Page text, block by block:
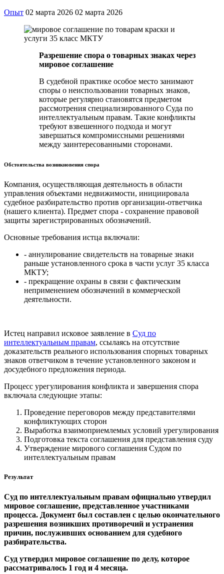
Опыт 02 марта 2026 02 марта 2026
Разрешение спора о товарных знаках через
мировое соглашение
В судебной практике особое место занимают
споры о неиспользовании товарных знаков,
которые регулярно становятся предметом
рассмотрения специализированного Суда по
интеллектуальным правам. Такие конфликты
требуют взвешенного подхода и могут
завершаться компромиссными решениями
между заинтересованными сторонами.
Обстоятельства возникновения спора
Компания, осуществляющая деятельность в области
управления объектами недвижимости, инициировала
судебное разбирательство против организации-ответчика
(нашего клиента). Предмет спора - сохранение правовой
защиты зарегистрированных обозначений.
Основные требования истца включали:
- аннулирование свидетельств на товарные знаки
раньше установленного срока в части услуг 35 класса
МКТУ;
- прекращение охраны в связи с фактическим
неприменением обозначений в коммерческой
деятельности.
Истец направил исковое заявление в Суд по
интеллектуальным правам, ссылаясь на отсутствие
доказательств реального использования спорных товарных
знаков ответчиком в течение установленного законом и
досудебного предложения периода.
Процесс урегулирования конфликта и завершения спора
включала следующие этапы:
Проведение переговоров между представителями
конфликтующих сторон
Выработка взаимоприемлемых условий урегулирования
Подготовка текста соглашения для представления суду
Утверждение мирового соглашения Судом по
интеллектуальным правам
Результат
Суд по интеллектуальным правам официально утвердил
мировое соглашение, представленное участниками
процесса. Документ был составлен с целью окончательного
разрешения возникших противоречий и устранения
причин, послуживших основанием для судебного
разбирательства.
Суд утвердил мировое соглашение по делу, которое
рассматривалось 1 год и 4 месяца.